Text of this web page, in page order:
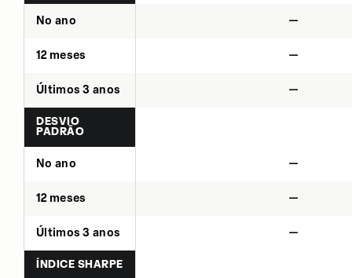
No ano —
12 meses —
Últimos 3 anos —
DESVIO
PADRÃO
No ano —
12 meses —
Últimos 3 anos —
ÍNDICE SHARPE